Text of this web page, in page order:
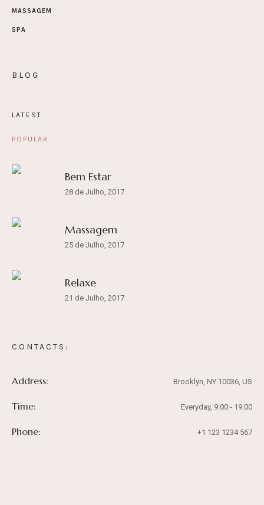
MASSAGEM
SPA
BLOG
LATEST
POPULAR
Bem Estar
28 de Julho, 2017
Massagem
25 de Julho, 2017
Relaxe
21 de Julho, 2017
CONTACTS:
Address: Brooklyn, NY 10036, US
Time: Everyday, 9:00 - 19:00
Phone: +1 123 1234 567